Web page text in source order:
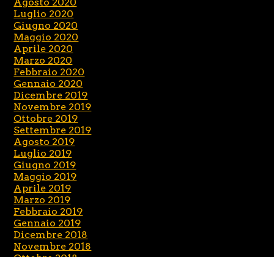
Luglio 2020
Giugno 2020
Maggio 2020
Aprile 2020
Marzo 2020
Febbraio 2020
Gennaio 2020
Dicembre 2019
Novembre 2019
Ottobre 2019
Settembre 2019
Agosto 2019
Luglio 2019
Giugno 2019
Maggio 2019
Aprile 2019
Marzo 2019
Febbraio 2019
Gennaio 2019
Dicembre 2018
Novembre 2018